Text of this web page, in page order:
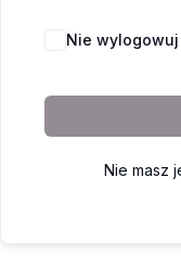
Nie wylogowuj
Nie masz